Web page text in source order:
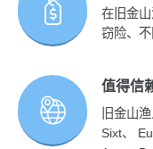
在旧金
窃险、不
值得信
旧金山
Sixt、